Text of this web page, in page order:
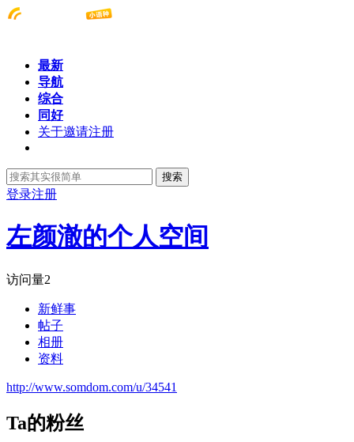
最新
导航
综合
同好
关于邀请注册
搜索
登录注册
左颜澈的个人空间
访问量2
新鲜事
帖子
相册
资料
http://www.somdom.com/u/34541
Ta的粉丝